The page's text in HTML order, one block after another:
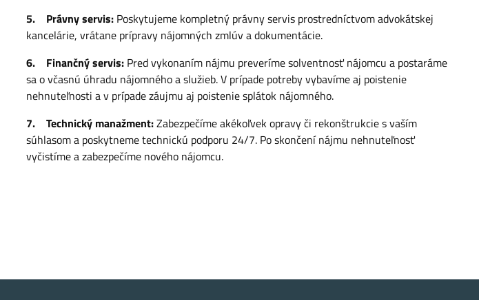
5. Právny servis: Poskytujeme kompletný právny servis prostredníctvom advokátskej
kancelárie, vrátane prípravy nájomných zmlúv a dokumentácie.
6. Finančný servis: Pred vykonaním nájmu preveríme solventnosť nájomcu a postaráme
sa o včasnú úhradu nájomného a služieb. V prípade potreby vybavíme aj poistenie
nehnuteľnosti a v prípade záujmu aj poistenie splátok nájomného.
7. Technický manažment:Zabezpečíme akékoľvek opravy či rekonštrukcie s vaším
súhlasom a poskytneme technickú podporu 24/7. Po skončení nájmu nehnuteľnosť
vyčistíme a zabezpečíme nového nájomcu.